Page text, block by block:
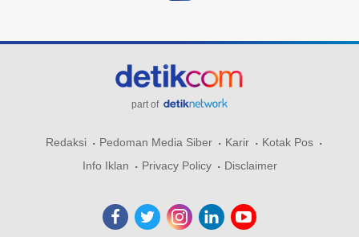
part of
Redaksi Pedoman Media Siber Karir
Kotak Pos
Info Iklan
Privacy Policy Disclaimer